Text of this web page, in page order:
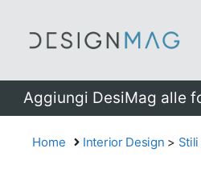
Aggiungi DesiMag alle
Home Interior Design >